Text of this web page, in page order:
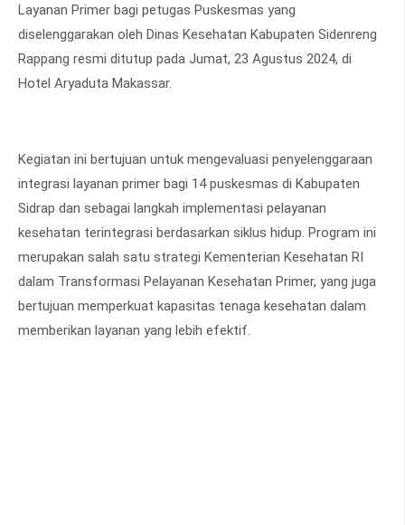
Layanan Primer bagi petugas Puskesmas yang
diselenggarakan oleh Dinas Kesehatan Kabupaten Sidenreng
Rappang resmi ditutup pada Jumat, 23 Agustus 2024, di
Hotel Aryaduta Makassar.
Kegiatan ini bertujuan untuk mengevaluasi penyelenggaraan
integrasi layanan primer bagi 14 puskesmas di Kabupaten
Sidrap dan sebagai langkah implementasi pelayanan
kesehatan terintegrasi berdasarkan siklus hidup. Program ini
merupakan salah satu strategi Kementerian Kesehatan RI
dalam Transformasi Pelayanan Kesehatan Primer, yang juga
bertujuan memperkuat kapasitas tenaga kesehatan dalam
memberikan layanan yang lebih efektif.